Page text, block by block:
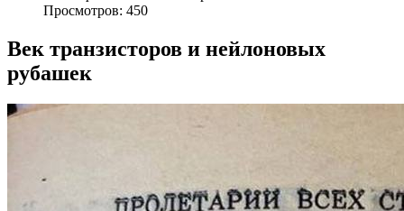
Просмотров: 450
Век транзисторов и нейлоновых
рубашек